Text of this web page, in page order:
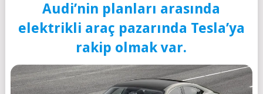
Audi’nin planları arasında
elektrikli araç pazarında Tesla’ya
rakip olmak var.